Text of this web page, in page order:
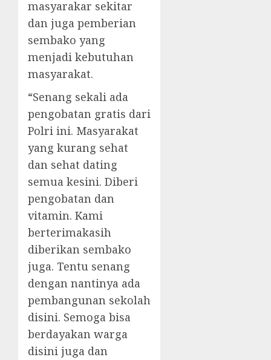
masyarakar sekitar
dan juga pemberian
sembako yang
menjadi kebutuhan
masyarakat.
“Senang sekali ada
pengobatan gratis dari
Polri ini. Masyarakat
yang kurang sehat
dan sehat dating
semua kesini. Diberi
pengobatan dan
vitamin. Kami
berterimakasih
diberikan sembako
juga. Tentu senang
dengan nantinya ada
pembangunan sekolah
disini. Semoga bisa
berdayakan warga
disini juga dan